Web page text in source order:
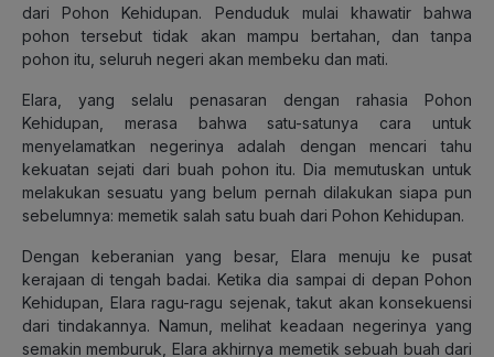
dari Pohon Kehidupan. Penduduk mulai khawatir bahwa
pohon tersebut tidak akan mampu bertahan, dan tanpa
pohon itu, seluruh negeri akan membeku dan mati.
Elara, yang selalu penasaran dengan rahasia Pohon
Kehidupan, merasa bahwa satu-satunya cara untuk
menyelamatkan negerinya adalah dengan mencari tahu
kekuatan sejati dari buah pohon itu. Dia memutuskan untuk
melakukan sesuatu yang belum pernah dilakukan siapa pun
sebelumnya: memetik salah satu buah dari Pohon Kehidupan.
Dengan keberanian yang besar, Elara menuju ke pusat
kerajaan di tengah badai. Ketika dia sampai di depan Pohon
Kehidupan, Elara ragu-ragu sejenak, takut akan konsekuensi
dari tindakannya. Namun, melihat keadaan negerinya yang
semakin memburuk, Elara akhirnya memetik sebuah buah dari